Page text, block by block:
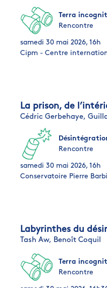
Terra
Rencontre
samedi 30 mai 2026, 16h
Cipm - Centre
La prison, de
Cédric Gerbehaye,
Rencontre
samedi 30 mai 2026, 16h
Conservatoire Pierre
Labyrinthes du désir
Tash Aw, Benoît Coquil
Terra
Rencontre